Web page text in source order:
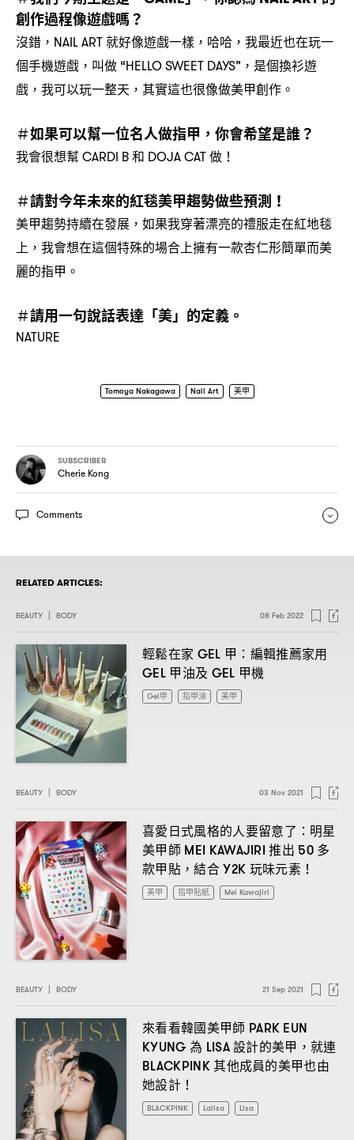
創作過程像遊戲嗎？
沒錯 ，NAIL ART 就好像遊戲一樣 ， 哈哈 ， 我最近也在玩一
個手機遊戲 ， 叫做 “HELLO SWEET DAYS”， 是個換衫遊
戲 ， 我可以玩一整天 ， 其實這也很像做美甲創作。
＃如果可以幫一位名人做指甲 ， 你會希望是誰？
我會很想幫CARDI B和 DOJA CAT做 ！
＃請對今年未來的紅毯美甲趨勢做些預測 ！
美甲趨勢持續在發展 ， 如果我穿著漂亮的禮服走在紅地毯
上 ， 我會想在這個特殊的場合上擁有一款杏仁形簡單而美
麗的指甲。
＃請用一句說話表達「美」的定義。
NATURE
Tomoya Nakagawa Nail Art 美甲
SUBSCRIBER
Cherie Kong
Comments
RELATED ARTICLES:
BEAUTY BODY 08 Feb 2022
輕鬆在家 GEL 甲 ： 編輯推薦家用
GEL 甲油及 GEL 甲機
Gel甲 指甲油 美甲
BEAUTY BODY 03 Nov 2021
喜愛日式風格的人要留意了 ： 明星
美甲師MEI KAWAJIRI推出 50 多
款甲貼，結合Y2K 玩味元素！
美甲 指甲貼紙 Mei Kawajiri
BEAUTY BODY 21 Sep 2021
來看看韓國美甲師 PARK EUN
KYUNG 為 LISA設計的美甲 ， 就連
BLACKPINK 其他成員的美甲也由
她設計！
BLACKPINK Lalisa Lisa